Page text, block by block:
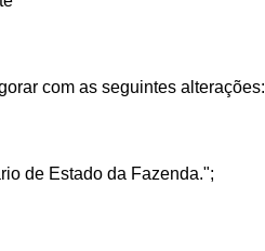
com as seguintes alterações:
de Estado da Fazenda.";